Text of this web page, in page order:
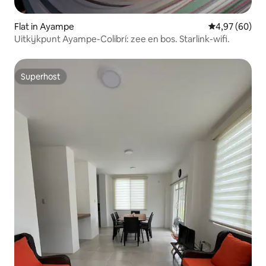
Flat in Ayampe Gemiddelde
4,97 (60)
Uitkijkpunt Ayampe-Colibrí: zee en bos. Starlink-wifi.
Superhost
Superhost